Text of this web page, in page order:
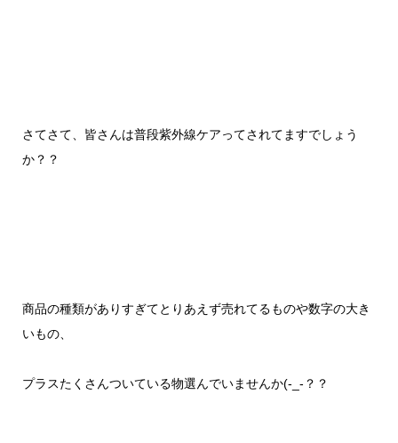
さてさて、皆さんは普段紫外線ケアってされてますでしょう
か？？
商品の種類がありすぎてとりあえず売れてるものや数字の大き
いもの、
プラスたくさんついている物選んでいませんか(-_- ？？